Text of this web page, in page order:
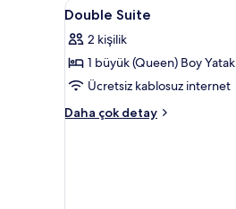
Double
Suite
için
tüm
fotoğrafları
görün
8
Double Suite
2 kişilik
1 büyük (Queen) Boy Yatak
Ücretsiz kablosuz internet
Daha çok detay
Double